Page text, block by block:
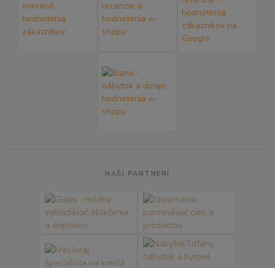
NAŠI PARTNERI